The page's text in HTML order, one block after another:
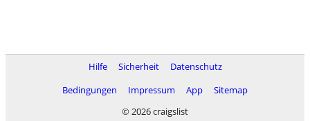
Hilfe Sicherheit
Datenschutz
Bedingungen
Impressum App
Sitemap
© 2026 craigslist